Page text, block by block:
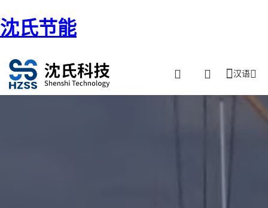
沈氏节能
汉语